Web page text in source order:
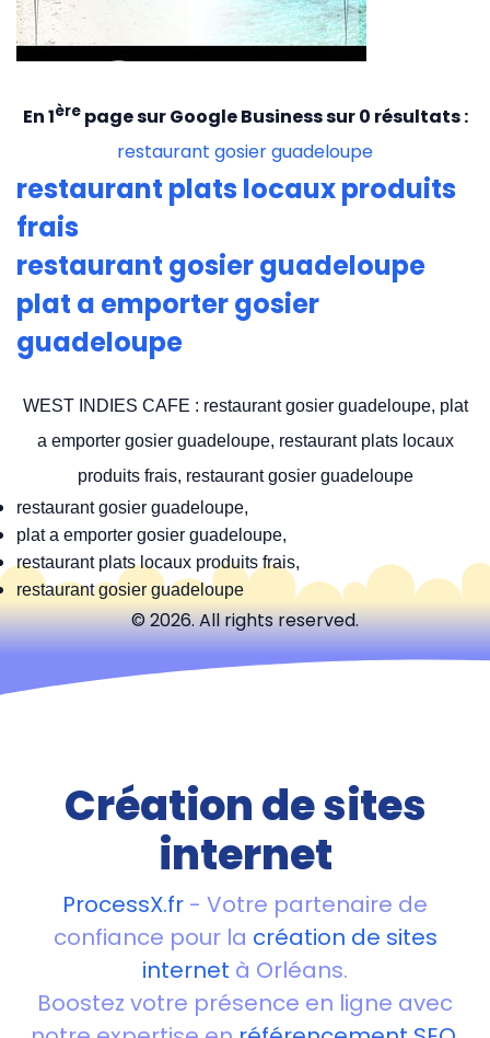
En 1èrepage sur Google Business sur 0 résultats :
restaurant gosier guadeloupe
restaurant plats locaux produits
frais
restaurant gosier guadeloupe
plat a emporter gosier
guadeloupe
WEST INDIES CAFE : restaurant gosier guadeloupe, plat
a emporter gosier guadeloupe, restaurant plats locaux
produits frais, restaurant gosier guadeloupe
restaurant gosier guadeloupe,
plat a emporter gosier guadeloupe,
restaurant plats locaux produits frais,
restaurant gosier guadeloupe
© 2026. All rights reserved.
Création de sites
internet
ProcessX.fr - Votre partenaire de
confiance pour la création de sites
internet à Orléans.
Boostez votre présence en ligne avec